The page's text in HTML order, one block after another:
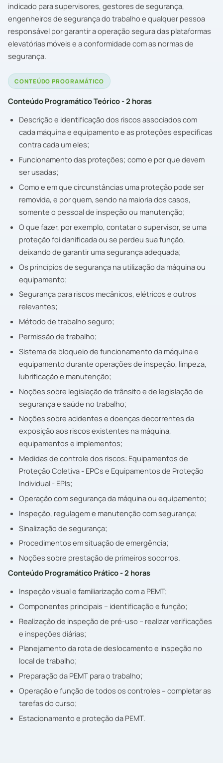
indicado para supervisores, gestores de segurança,
engenheiros de segurança do trabalho e qualquer pessoa
responsável por garantir a operação segura das plataformas
elevatórias móveis e a conformidade com as normas de
segurança.
CONTEÚDO PROGRAMÁTICO
Conteúdo Programático Teórico - 2 horas
Descrição e identificação dos riscos associados com
cada máquina e equipamento e as proteções específicas
contra cada um eles;
Funcionamento das proteções; como e por que devem
ser usadas;
Como e em que circunstâncias uma proteção pode ser
removida, e por quem, sendo na maioria dos casos,
somente o pessoal de inspeção ou manutenção;
O que fazer, por exemplo, contatar o supervisor, se uma
proteção foi danificada ou se perdeu sua função,
deixando de garantir uma segurança adequada;
Os princípios de segurança na utilização da máquina ou
equipamento;
Segurança para riscos mecânicos, elétricos e outros
relevantes;
Método de trabalho seguro;
Permissão de trabalho;
Sistema de bloqueio de funcionamento da máquina e
equipamento durante operações de inspeção, limpeza,
lubrificação e manutenção;
Noções sobre legislação de trânsito e de legislação de
segurança e saúde no trabalho;
Noções sobre acidentes e doenças decorrentes da
exposição aos riscos existentes na máquina,
equipamentos e implementos;
Medidas de controle dos riscos: Equipamentos de
Proteção Coletiva - EPCs e Equipamentos de Proteção
Individual - EPIs;
Operação com segurança da máquina ou equipamento;
Inspeção, regulagem e manutenção com segurança;
Sinalização de segurança;
Procedimentos em situação de emergência;
Noções sobre prestação de primeiros socorros.
Conteúdo Programático Prático - 2 horas
Inspeção visual e familiarização com a PEMT;
Componentes principais – identificação e função;
Realização de inspeção de pré-uso – realizar verificações
e inspeções diárias;
Planejamento da rota de deslocamento e inspeção no
local de trabalho;
Preparação da PEMT para o trabalho;
Operação e função de todos os controles – completar as
tarefas do curso;
Estacionamento e proteção da PEMT.